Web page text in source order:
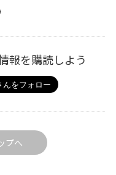
報を購読しよう
プへ